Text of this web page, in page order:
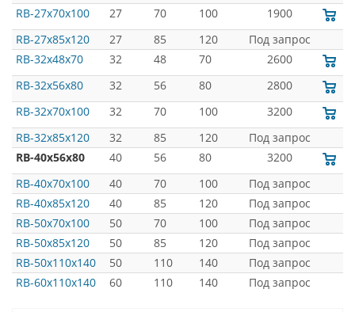
RB-27x70x100
27 70 100
1900
RB-27x85x120
27 85 120
Под запрос
RB-32x48x70
32 48 70
2600
RB-32x56x80
32 56 80
2800
RB-32x70x100
32 70 100
3200
RB-32x85x120
32 85 120
Под запрос
RB-40x56x80
40 56 80
3200
RB-40x70x100
40 70 100
Под запрос
RB-40x85x120
40 85 120
Под запрос
RB-50x70x100
50 70 100
Под запрос
RB-50x85x120
50 85 120
Под запрос
RB-50x110x140
50 110 140
Под запрос
RB-60x110x140
60 110 140 Под запрос